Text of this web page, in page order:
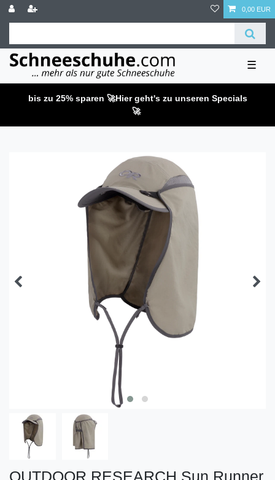
0,00 EUR
☰
bis zu 25% sparen 🚀Hier geht's zu unseren Specials
🚀
OUTDOOR RESEARCH Sun Runner